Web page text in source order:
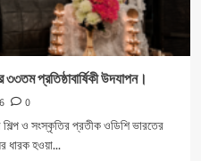
প্রতিষ্ঠাবার্ষিকী উদযাপন।
0
ও সংস্কৃতির প্রতীক ওডিশি ভারতের
ধারক হওয়া...